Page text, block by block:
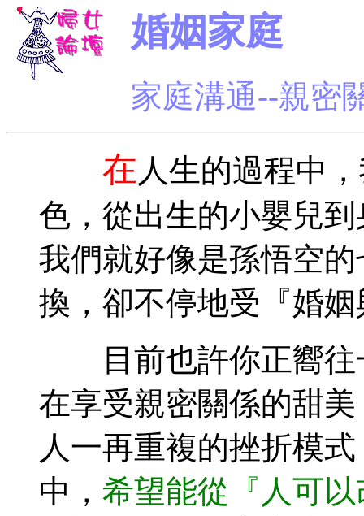
婚姻家庭
家庭溝通--親密
在 人生的過程中
色，從出生的小嬰兒
我們就好像是孫悟空
換，卻不停地受『婚
目前也許你正嚮往
在享受親密關係的甜
人一再重複的挫折模
中， 希望能從『人可